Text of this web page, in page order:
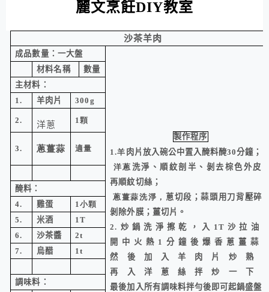
麗文烹飪DIY教室
沙茶羊肉
成品數量：一大盤
製作程序
1.羊 肉片放入碗公中置入醃料醃30分鐘；
洋蔥 洗淨、順紋剖半、剝去棕色外皮
再順紋切絲；
蔥薑蒜洗淨， 蔥切段；蒜頭用刀背壓碎
剝除外膜；薑切片。
2. 炒鍋洗淨擦乾，入 1T 沙拉油
開中火熱 1 分鐘後爆香蔥薑蒜
然後加入羊肉片炒熟
再入洋蔥絲拌炒一下
最後加入所有調味料拌勻後即可起鍋盛盤
材料名稱
數量
主材料：
1.
羊肉片 300g
2. 洋蔥 1顆
3. 蔥薑蒜 適量
醃料：
4.
雞蛋
1小顆
5.
米酒
1T
6.
沙茶醬
2t
7.
烏醋 1t
調味料：